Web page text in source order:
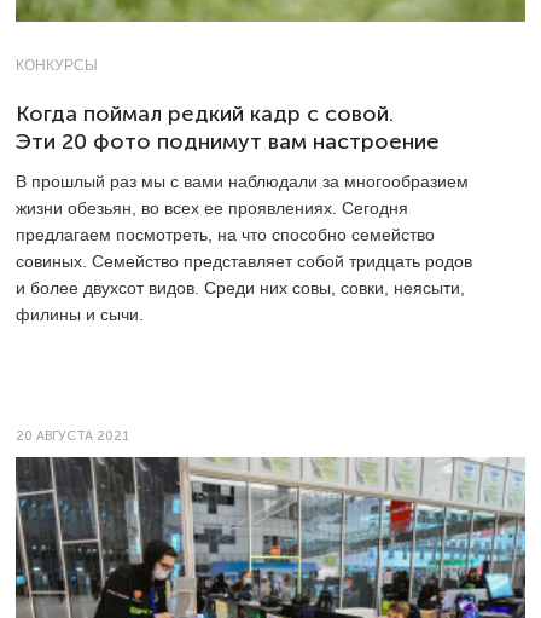
КОНКУРСЫ
Когда поймал редкий кадр с совой.
Эти 20 фото поднимут вам настроение
В прошлый раз мы с вами наблюдали за многообразием
жизни обезьян, во всех ее проявлениях. Сегодня
предлагаем посмотреть, на что способно семейство
совиных. Семейство представляет собой тридцать родов
и более двухсот видов. Среди них совы, совки, неясыти,
филины и сычи.
20 АВГУСТА 2021